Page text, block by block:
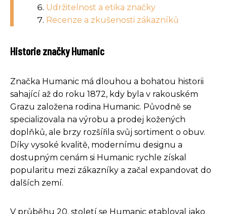
Udržitelnost a etika značky
Recenze a zkušenosti zákazníků
Historie značky Humanic
Značka Humanic má dlouhou a bohatou historii
sahající až do roku 1872, kdy byla v rakouském
Grazu založena rodina Humanic. Původně se
specializovala na výrobu a prodej kožených
doplňků, ale brzy rozšířila svůj sortiment o obuv.
Díky vysoké kvalitě, modernímu designu a
dostupným cenám si Humanic rychle získal
popularitu mezi zákazníky a začal expandovat do
dalších zemí.
V průběhu 20. století se Humanic etabloval jako